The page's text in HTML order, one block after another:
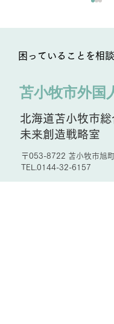
ノーザンホース
困っていることを相
苫小牧市外国
北海道苫小牧市
未来創造戦略室
〒053-8722 苫小牧市旭
TEL.0144-32-6157